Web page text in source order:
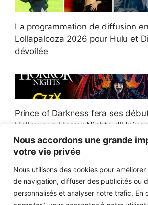
Nous accordons une grande
votre vie privée
Nous utilisons des cookies pour
de navigation, diffuser des publicités ou
personnalisés et analyser notre trafic. En
La programmation de diffusion
Lollapalooza 2026 pour Hulu et
dévoilée
Prince of Darkness fera ses
Halloween Horror Nights
Afroman poursuit un policier de
victoire du jury en diffamation